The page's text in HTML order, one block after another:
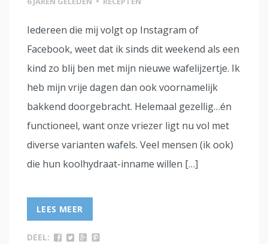
Iedereen die mij volgt op Instagram of
Facebook, weet dat ik sinds dit weekend als een
kind zo blij ben met mijn nieuwe wafelijzertje. Ik
heb mijn vrije dagen dan ook voornamelijk
bakkend doorgebracht. Helemaal gezellig…én
functioneel, want onze vriezer ligt nu vol met
diverse varianten wafels. Veel mensen (ik ook)
die hun koolhydraat-inname willen […]
LEES MEER
DEEL: